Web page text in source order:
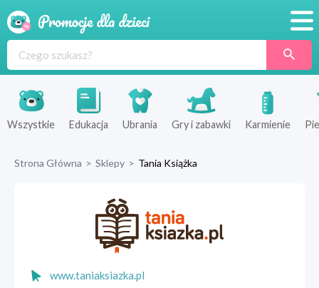
Produkty
Sklepy
Wszystkie Edukacja Ubrania Gry i zabawki Karmienie
Strona Główna > Sklepy > Tania Książka
www.taniaksiazka.pl